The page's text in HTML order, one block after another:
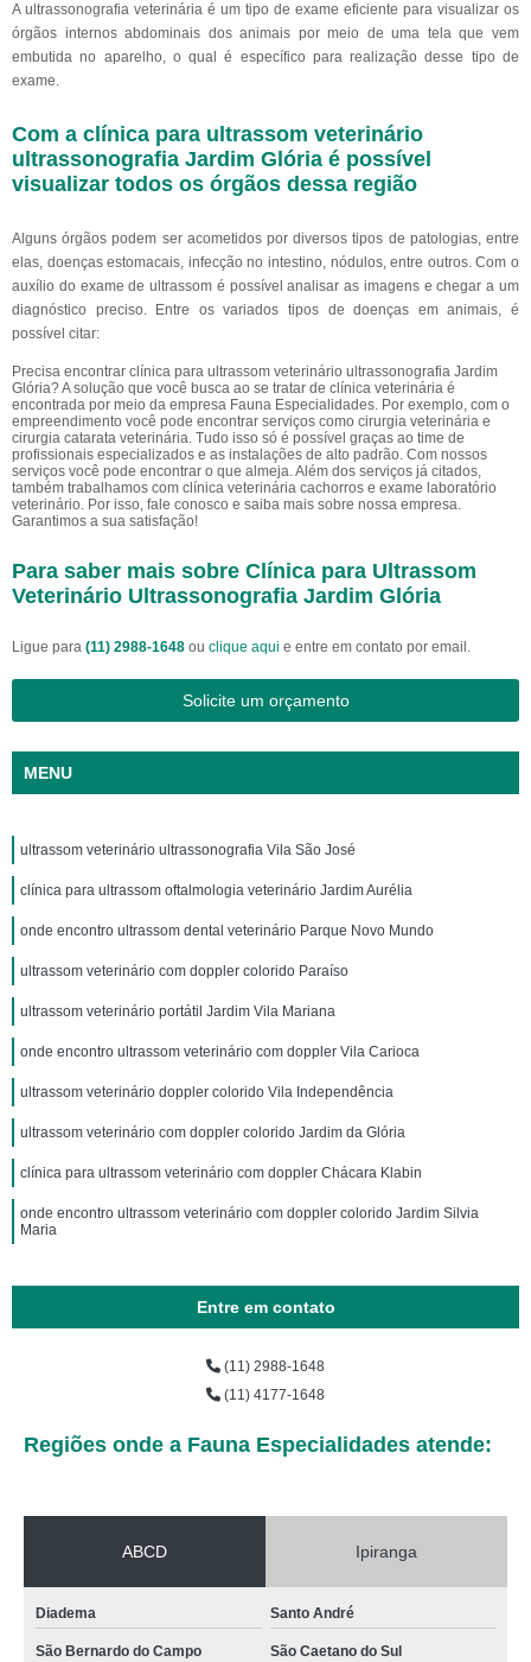
A ultrassonografia veterinária é um tipo de exame eficiente para visualizar os
órgãos internos abdominais dos animais por meio de uma tela que vem
embutida no aparelho, o qual é específico para realização desse tipo de
exame.
Com a clínica para ultrassom veterinário
ultrassonografia Jardim Glória é possível
visualizar todos os órgãos dessa região
Alguns órgãos podem ser acometidos por diversos tipos de patologias, entre
elas, doenças estomacais, infecção no intestino, nódulos, entre outros. Com o
auxílio do exame de ultrassom é possível analisar as imagens e chegar a um
diagnóstico preciso. Entre os variados tipos de doenças em animais, é
possível citar:
Precisa encontrar clínica para ultrassom veterinário ultrassonografia Jardim
Glória? A solução que você busca ao se tratar de clínica veterinária é
encontrada por meio da empresa Fauna Especialidades. Por exemplo, com o
empreendimento você pode encontrar serviços como cirurgia veterinária e
cirurgia catarata veterinária. Tudo isso só é possível graças ao time de
profissionais especializados e as instalações de alto padrão. Com nossos
serviços você pode encontrar o que almeja. Além dos serviços já citados,
também trabalhamos com clínica veterinária cachorros e exame laboratório
veterinário. Por isso, fale conosco e saiba mais sobre nossa empresa.
Garantimos a sua satisfação!
Para saber mais sobre Clínica para Ultrassom
Veterinário Ultrassonografia Jardim Glória
Ligue para (11) 2988-1648 ou clique aqui e entre em contato por email.
Solicite um orçamento
MENU
ultrassom veterinário ultrassonografia Vila São José
clínica para ultrassom oftalmologia veterinário Jardim Aurélia
onde encontro ultrassom dental veterinário Parque Novo Mundo
ultrassom veterinário com doppler colorido Paraíso
ultrassom veterinário portátil Jardim Vila Mariana
onde encontro ultrassom veterinário com doppler Vila Carioca
ultrassom veterinário doppler colorido Vila Independência
ultrassom veterinário com doppler colorido Jardim da Glória
clínica para ultrassom veterinário com doppler Chácara Klabin
onde encontro ultrassom veterinário com doppler colorido Jardim Silvia
Maria
Entre em contato
(11) 2988-1648
(11) 4177-1648
Regiões onde a Fauna Especialidades atende:
ABCD Ipiranga
Diadema Santo André
São Bernardo do Campo
São Caetano do Sul